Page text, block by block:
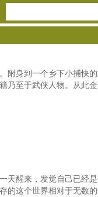
附身到一个乡下小捕快
乃至于武侠人物。从此
天醒来，发觉自己已经
的这个世界相对于无数